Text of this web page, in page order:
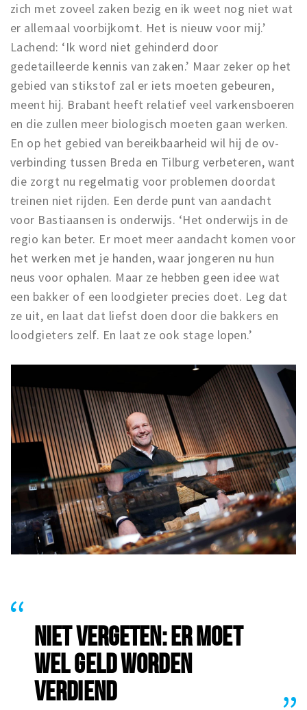
zich met zoveel zaken bezig en ik weet nog niet wat
er allemaal voorbijkomt. Het is nieuw voor mij.’
Lachend: ‘Ik word niet gehinderd door
gedetailleerde kennis van zaken.’ Maar zeker op het
gebied van stikstof zal er iets moeten gebeuren,
meent hij. Brabant heeft relatief veel varkensboeren
en die zullen meer biologisch moeten gaan werken.
En op het gebied van bereikbaarheid wil hij de ov-
verbinding tussen Breda en Tilburg verbeteren, want
die zorgt nu regelmatig voor problemen doordat
treinen niet rijden. Een derde punt van aandacht
voor Bastiaansen is onderwijs. ‘Het onderwijs in de
regio kan beter. Er moet meer aandacht komen voor
het werken met je handen, waar jongeren nu hun
neus voor ophalen. Maar ze hebben geen idee wat
een bakker of een loodgieter precies doet. Leg dat
ze uit, en laat dat liefst doen door die bakkers en
loodgieters zelf. En laat ze ook stage lopen.’
NIET VERGETEN: ER MOET
WEL GELD WORDEN
VERDIEND